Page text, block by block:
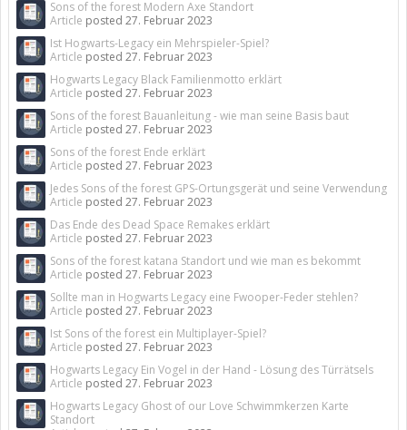
Sons of the forest Modern Axe Standort
Article posted 27. Februar 2023
Ist Hogwarts-Legacy ein Mehrspieler-Spiel?
Article posted 27. Februar 2023
Hogwarts Legacy Black Familienmotto erklärt
Article posted 27. Februar 2023
Sons of the forest Bauanleitung - wie man seine Basis baut
Article posted 27. Februar 2023
Sons of the forest Ende erklärt
Article posted 27. Februar 2023
Jedes Sons of the forest GPS-Ortungsgerät und seine Verwendung
Article posted 27. Februar 2023
Das Ende des Dead Space Remakes erklärt
Article posted 27. Februar 2023
Sons of the forest katana Standort und wie man es bekommt
Article posted 27. Februar 2023
Sollte man in Hogwarts Legacy eine Fwooper-Feder stehlen?
Article posted 27. Februar 2023
Ist Sons of the forest ein Multiplayer-Spiel?
Article posted 27. Februar 2023
Hogwarts Legacy Ein Vogel in der Hand - Lösung des Türrätsels
Article posted 27. Februar 2023
Hogwarts Legacy Ghost of our Love Schwimmkerzen Karte
Standort